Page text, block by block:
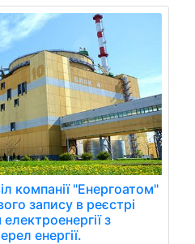
компанії "Енергоатом"
запису в реєстрі
з
енергії.